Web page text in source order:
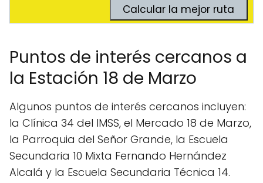
Puntos de interés cercanos a
la Estación 18 de Marzo
Algunos puntos de interés cercanos incluyen:
la Clínica 34 del IMSS, el Mercado 18 de Marzo,
la Parroquia del Señor Grande, la Escuela
Secundaria 10 Mixta Fernando Hernández
Alcalá y la Escuela Secundaria Técnica 14.